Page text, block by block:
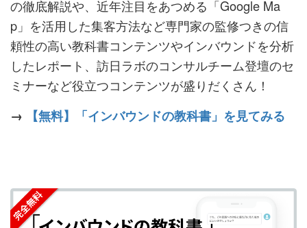
の徹底解説や、近年注目をあつめる「Google Ma
p」を活用した集客方法など専門家の監修つきの信
頼性の高い教科書コンテンツやインバウンドを分析
したレポート、訪日ラボのコンサルチーム登壇のセ
ミナーなど役立つコンテンツが盛りだくさん！
→
【無料】「インバウンドの教科書」を見てみる